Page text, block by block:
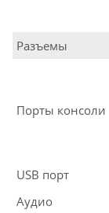
Разъемы
Порты консоли
USB порт
Аудио